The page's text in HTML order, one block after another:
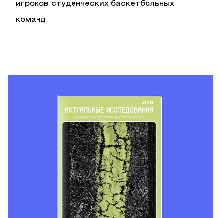
игроков студенческих баскетбольных
команд